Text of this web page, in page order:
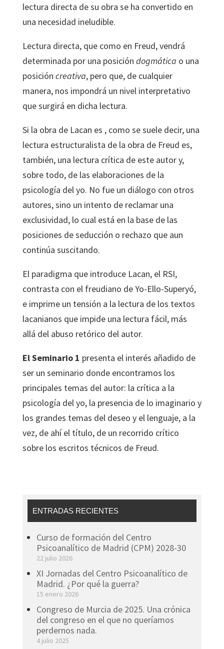
lectura directa de su obra se ha convertido en
una necesidad ineludible.
Lectura directa, que como en Freud, vendrá
determinada por una posición dogmática o una
posición creativa, pero que, de cualquier
manera, nos impondrá un nivel interpretativo
que surgirá en dicha lectura.
Si la obra de Lacan es , como se suele decir, una
lectura estructuralista de la obra de Freud es,
también, una lectura crítica de este autor y,
sobre todo, de las elaboraciones de la
psicología del yo. No fue un diálogo con otros
autores, sino un intento de reclamar una
exclusividad, lo cual está en la base de las
posiciones de seducción o rechazo que aun
continúa suscitando.
El paradigma que introduce Lacan, el RSI,
contrasta con el freudiano de Yo-Ello-Superyó,
e imprime un tensión a la lectura de los textos
lacanianos que impide una lectura fácil, más
allá del abuso retórico del autor.
El Seminario 1 presenta el interés añadido de
ser un seminario donde encontramos los
principales temas del autor: la crítica a la
psicología del yo, la presencia de lo imaginario y
los grandes temas del deseo y el lenguaje, a la
vez, de ahí el título, de un recorrido crítico
sobre los escritos técnicos de Freud.
ENTRADAS RECIENTES
Curso de formación del Centro
Psicoanalítico de Madrid (CPM) 2028-30
22 julio 2026
XI Jornadas del Centro Psicoanalítico de
Madrid. ¿Por qué la guerra?
15 enero 2026
Congreso de Murcia de 2025. Una crónica
del congreso en el que no queríamos
perdernos nada.
4 julio 2025